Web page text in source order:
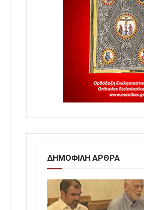
ΔΗΜΟΦΙΛΗ ΑΡΘΡΑ